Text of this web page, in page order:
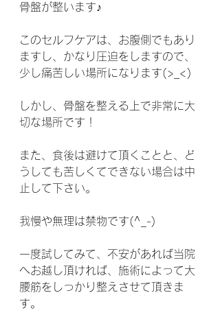
骨盤が整います♪
このセルフケアは、お腹側でもあり
ますし、かなり圧迫をしますので、
少し痛苦しい場所になります(>_<)
しかし、骨盤を整える上で非常に大
切な場所です！
また、食後は避けて頂くことと、ど
うしても苦しくてできない場合は中
止して下さい。
我慢や無理は禁物です(^_-)
一度試してみて、不安があれば当院
へお越し頂ければ、施術によって大
腰筋をしっかり整えさせて頂きま
す。